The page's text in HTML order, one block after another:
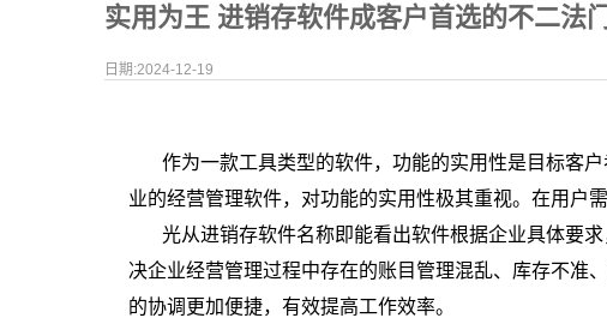
实用为王 进销存软件成客户首选的不二法
日期:2024-12-19
作为一款工具类型的软件，功能的实用性是目标客
业的经营管理软件，对功能的实用性极其重视。在用户
光从进销存软件名称即能看出软件根据企业具体要
决企业经营管理过程中存在的账目管理混乱、库存不准
的协调更加便捷，有效提高工作效率。